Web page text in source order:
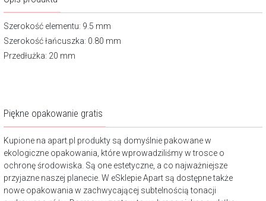
Szerokość elementu: 9.5 mm
Szerokość łańcuszka: 0.80 mm
Przedłużka: 20 mm
Piękne opakowanie gratis
Kupione na apart.pl produkty są domyślnie pakowane w
ekologiczne opakowania, które wprowadziliśmy w trosce o
ochronę środowiska. Są one estetyczne, a co najważniejsze
przyjazne naszej planecie. W eSklepie Apart są dostępne także
nowe opakowania w zachwycającej subtelnością tonacji